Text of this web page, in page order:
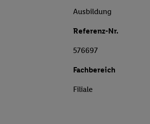
Ausbildung
Referenz-Nr.
576697
Fachbereich
Filiale